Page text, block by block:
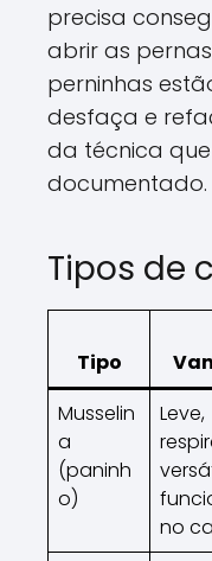
precisa
abrir as
perninhas
desfaça e
da técnica
documentado.
Tipos de
Tipo
Musselin
a
(paninh
o)
Leve,
no